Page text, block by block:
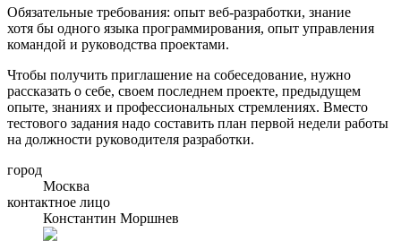
Обязательные требования: опыт веб-разработки, знание
хотя бы одного языка программирования, опыт управления
командой и руководства проектами.
Чтобы получить приглашение на собеседование, нужно
рассказать о себе, своем последнем проекте, предыдущем
опыте, знаниях и профессиональных стремлениях. Вместо
тестового задания надо составить план первой недели работы
на должности руководителя разработки.
город
Москва
контактное лицо
Константин Моршнев